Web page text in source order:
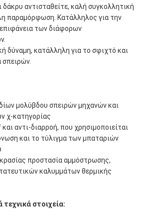
δάκρυ αντισταθείτε, καλή συγκολλητική
παραμόρφωση. Κατάλληλος για την
των διάφορων
δύναμη, κατάλληλη για το σφιχτό και
σπειρών.
μολύβδου σπειρών μηχανών και
χ-κατηγορίας
αντι-διαρροή, που χρησιμοποιείται
και το τύλιγμα των μπαταριών
προστασία αμμόστρωσης,
καλυμμάτων θερμικής
τεχνικά στοιχεία: